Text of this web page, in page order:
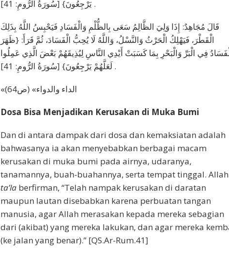
يَرْجِعُونَ} [سُورَةُ الرُّومِ: 41] .
قَالَ مُجَاهِدٌ: إِذَا وَلِيَ الظَّالِمُ سَعَى بِالظُّلْمِ وَالْفَسَادِ فَيَحْبِسُ اللَّهُ بِذَلِكَ
الْقَطْرَ، فَيَهْلِكُ الْحَرْثُ وَالنَّسْلُ، وَاللَّهُ لَا يُحِبُّ الْفَسَادَ، ثُمَّ قَرَأَ: {ظَهَرَ
فِي الْبَرِّ وَالْبَحْرِ بِمَا كَسَبَتْ أَيْدِي النَّاسِ لِيُذِيقَهُمْ بَعْضَ الَّذِي عَمِلُوا
لَعَلَّهُمْ يَرْجِعُونَ} [سُورَةُ الرُّومِ: 41] .
«الداء والدواء» (ص64)
Dosa Bisa Menjadikan Kerusakan di Muka Bumi
Dan di antara dampak dari dosa dan kemaksiatan adalah
bahwasanya ia akan menyebabkan berbagai macam
kerusakan di muka bumi pada airnya, udaranya,
tanamannya, buah-buahannya, serta tempat tinggal. Allah
ta’la berfirman, “Telah nampak kerusakan di daratan
maupun lautan disebabkan karena perbuatan tangan
manusia, agar Allah merasakan kepada mereka sebagian
dari (akibat) yang mereka lakukan, dan agar mereka
(ke jalan yang benar).” [QS.Ar-Rum.41]